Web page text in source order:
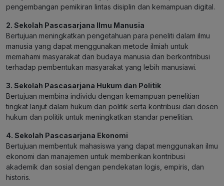
pengembangan pemikiran lintas disiplin dan kemampuan digital.
2. Sekolah Pascasarjana Ilmu Manusia
Bertujuan meningkatkan pengetahuan para peneliti dalam ilmu
manusia yang dapat menggunakan metode ilmiah untuk
memahami masyarakat dan budaya manusia dan berkontribusi
terhadap pembentukan masyarakat yang lebih manusiawi.
3. Sekolah Pascasarjana Hukum dan Politik
Bertujuan membina individu dengan kemampuan penelitian
tingkat lanjut dalam hukum dan politik serta kontribusi dari dosen
hukum dan politik untuk meningkatkan standar penelitian.
4. Sekolah Pascasarjana Ekonomi
Bertujuan membentuk mahasiswa yang dapat menggunakan ilmu
ekonomi dan manajemen untuk memberikan kontribusi
akademik dan sosial dengan pendekatan logis, empiris, dan
historis.